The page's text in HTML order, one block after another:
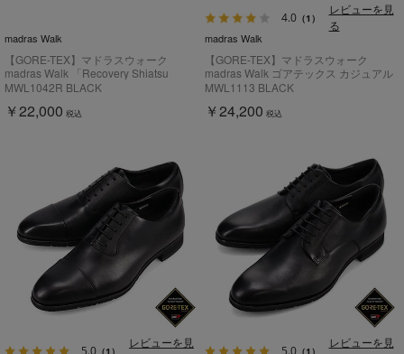
madras Walk
【GORE-TEX】マドラスウォーク
madras Walk 「Recovery Shiatsu
Insole」搭載で指圧効果により血行をよ
MWL1042R
MWL1042R BLACK
￥22,000 税込
4.0（1）
レビューを見
る
madras Walk
【GORE-TEX】マドラスウォーク
madras Walk ゴアテックス カジュアル
ドライビングシューズ MWL1113
MWL1113 BLACK
￥24,200 税込
5.0 （1）
レビューを見
5.0（1）
レビューを見